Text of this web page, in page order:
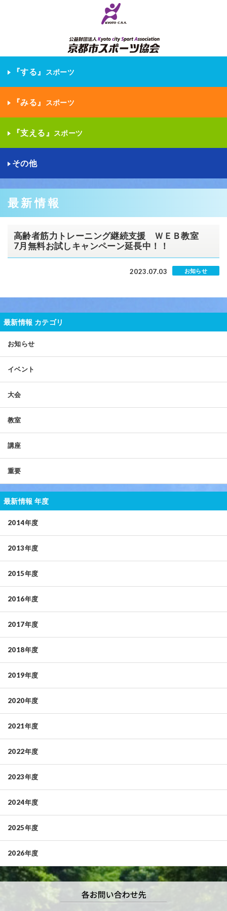
『する』 スポーツ
『みる』 スポーツ
『支える』 スポーツ
その他
最新情報
高齢者筋力トレーニング継続支援 ＷＥＢ教室
7月無料お試しキャンペーン延長中！！
2023.07.03 お知らせ
最新情報 カテゴリ
お知らせ
イベント
大会
教室
講座
重要
最新情報 年度
2014年度
2013年度
2015年度
2016年度
2017年度
2018年度
2019年度
2020年度
2021年度
2022年度
2023年度
2024年度
2025年度
2026年度